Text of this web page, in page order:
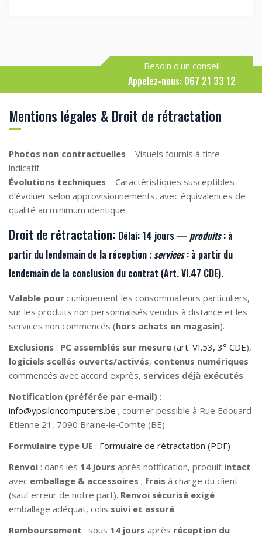
Besoin d'un conseil
Appelez-nous: 067 21 33 12
Mentions légales & Droit de rétractation
Photos non contractuelles – Visuels fournis à titre
indicatif.
Évolutions techniques – Caractéristiques susceptibles
d’évoluer selon approvisionnements, avec équivalences de
qualité au minimum identique.
Droit de rétractation: Délai: 14 jours — produits: à
partir du lendemain de la réception ; services: à partir du
lendemain de la conclusion du contrat (Art. VI.47 CDE).
Valable pour : uniquement les consommateurs particuliers,
sur les produits non personnalisés vendus à distance et les
services non commencés (hors achats en magasin).
Exclusions : PC assemblés sur mesure (art. VI.53, 3° CDE),
logiciels scellés ouverts/activés, contenus numériques
commencés avec accord exprès, services déjà exécutés.
Notification (préférée par e‑mail) :
info@ypsiloncomputers.be ; courrier possible à Rue Edouard
Etienne 21, 7090 Braine‑le‑Comte (BE).
Formulaire type UE : Formulaire de rétractation (PDF)
Renvoi : dans les 14 jours après notification, produit intact
avec emballage & accessoires ; frais à charge du client
(sauf erreur de notre part). Renvoi sécurisé exigé :
emballage adéquat, colis suivi et assuré.
Remboursement : sous 14 jours après réception du